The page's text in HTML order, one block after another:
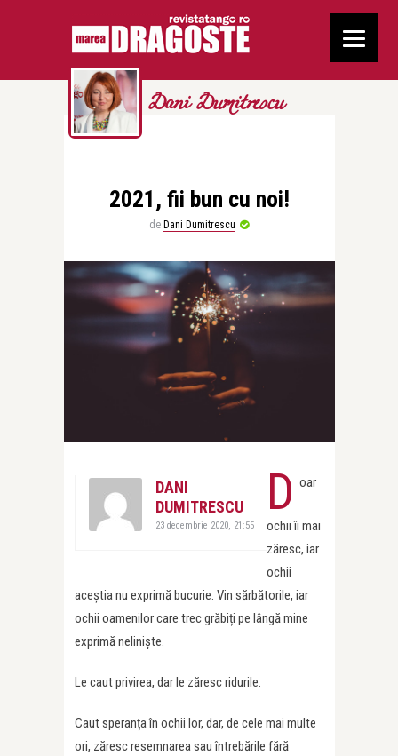
Dani Dumitrescu
2021, fii bun cu noi!
de Dani Dumitrescu
DANI
DUMITRESCU
23 decembrie 2020, 21:55
D oar
ochii îi mai
zăresc, iar
ochii
aceștia nu exprimă bucurie. Vin sărbătorile, iar
ochii oamenilor care trec grăbiți pe lângă mine
exprimă neliniște.
Le caut privirea, dar le zăresc ridurile.
Caut speranța în ochii lor, dar, de cele mai multe
ori, zăresc resemnarea sau întrebările fără